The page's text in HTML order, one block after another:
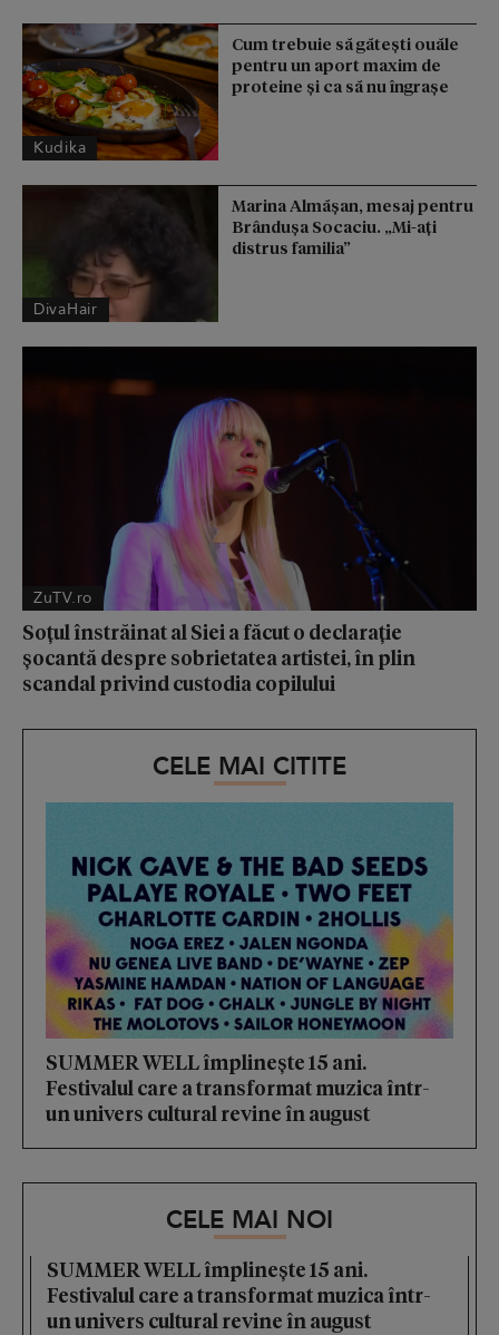
Kudika
Cum trebuie să gătești ouăle
pentru un aport maxim de
proteine și ca să nu îngrașe
DivaHair
Marina Almășan, mesaj pentru
Brândușa Socaciu. „Mi-ați
distrus familia”
ZuTV.ro
Soțul înstrăinat al Siei a făcut o declarație
șocantă despre sobrietatea artistei, în plin
scandal privind custodia copilului
CELE MAI CITITE
SUMMER WELL împlinește 15 ani.
Festivalul care a transformat muzica într-
un univers cultural revine în august
CELE MAI NOI
SUMMER WELL împlinește 15 ani.
Festivalul care a transformat muzica într-
un univers cultural revine în august